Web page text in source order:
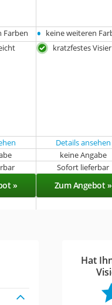
Farben • keine weiteren
kratzfestes Visier
Details ansehen
keine Angabe
Sofort lieferbar
» Zum Angebot »
Hat